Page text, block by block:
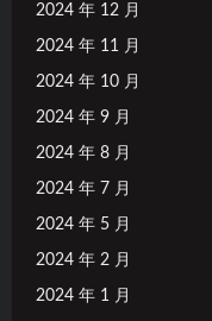
2024 年 12 月
2024 年 11 月
2024 年 10 月
2024 年 9 月
2024 年 8 月
2024 年 7 月
2024 年 5 月
2024 年 2 月
2024 年 1 月